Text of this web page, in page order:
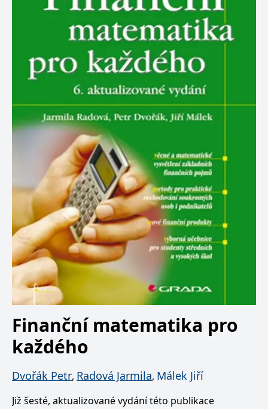
Finanční matematika pro
každého
Dvořák Petr, Radová Jarmila, Málek Jiří
Již šesté, aktualizované vydání této publikace